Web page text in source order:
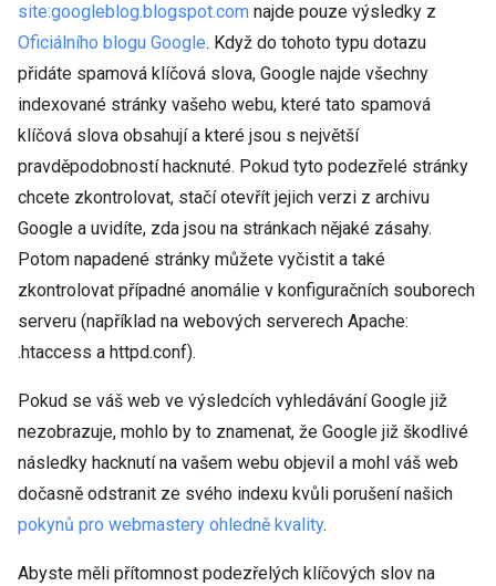
site:googleblog.blogspot.com najde pouze výsledky z
Oficiálního blogu Google. Když do tohoto typu dotazu
přidáte spamová klíčová slova, Google najde všechny
indexované stránky vašeho webu, které tato spamová
klíčová slova obsahují a které jsou s největší
pravděpodobností hacknuté. Pokud tyto podezřelé stránky
chcete zkontrolovat, stačí otevřít jejich verzi z archivu
Google a uvidíte, zda jsou na stránkach nějaké zásahy.
Potom napadené stránky můžete vyčistit a také
zkontrolovat případné anomálie v konfiguračních souborech
serveru (například na webových serverech Apache:
.htaccess a httpd.conf).
Pokud se váš web ve výsledcích vyhledávání Google již
nezobrazuje, mohlo by to znamenat, že Google již škodlivé
následky hacknutí na vašem webu objevil a mohl váš web
dočasně odstranit ze svého indexu kvůli porušení našich
pokynů pro webmastery ohledně kvality.
Abyste měli přítomnost podezřelých klíčových slov na